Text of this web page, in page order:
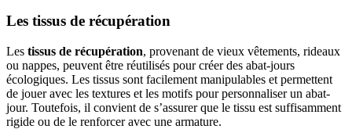
Les tissus de récupération
Les tissus de récupération, provenant de vieux vêtements, rideaux
ou nappes, peuvent être réutilisés pour créer des abat-jours
écologiques. Les tissus sont facilement manipulables et permettent
de jouer avec les textures et les motifs pour personnaliser un abat-
jour. Toutefois, il convient de s’assurer que le tissu est suffisamment
rigide ou de le renforcer avec une armature.